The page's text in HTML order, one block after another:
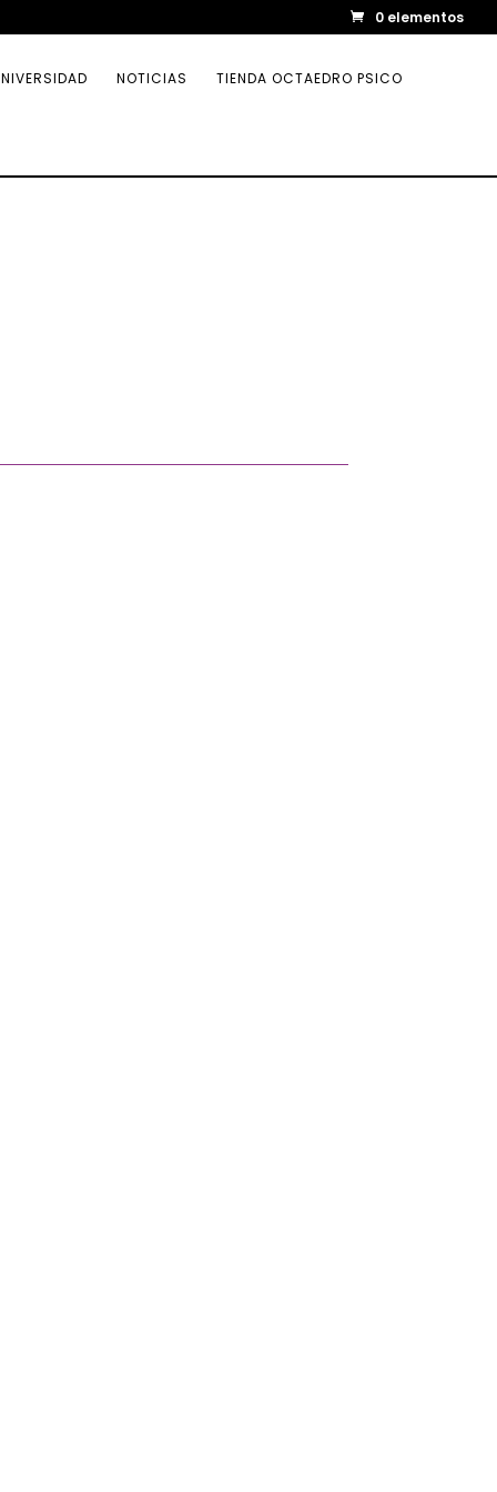
0 elementos
NOTICIAS TIENDA OCTAEDRO PSICO